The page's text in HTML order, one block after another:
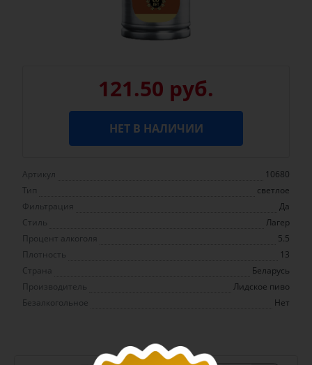
121.50 руб.
НЕТ В НАЛИЧИИ
Артикул
10680
Тип
светлое
Фильтрация
Да
Стиль
Лагер
Процент алкоголя
5.5
Плотность
13
Страна
Беларусь
Производитель
Лидское пиво
Безалкогольное
Нет